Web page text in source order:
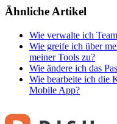
Ähnliche Artikel
Wie verwalte ich
Wie greife ich über
meiner Tools zu?
Wie ändere ich das
Wie bearbeite ich die
Mobile App?